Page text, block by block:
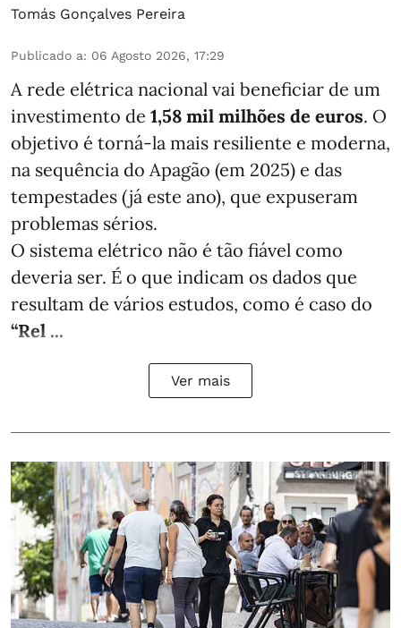
Tomás Gonçalves Pereira
Publicado a: 06 Agosto 2026, 17:29
A rede elétrica nacional vai beneficiar de um
investimento de 1,58 mil milhões de euros. O
objetivo é torná-la mais resiliente e moderna,
na sequência do Apagão (em 2025) e das
tempestades (já este ano), que expuseram
problemas sérios.
O sistema elétrico não é tão fiável como
deveria ser. É o que indicam os dados que
resultam de vários estudos, como é caso do
“Rel ...
Ver mais